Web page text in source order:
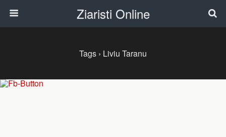
Ziaristi Online
Tags › Liviu Taranu